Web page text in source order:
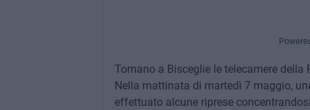
Tornano a Bisceglie le telecamere
Nella mattinata di martedì 7 maggio,
effettuato alcune riprese